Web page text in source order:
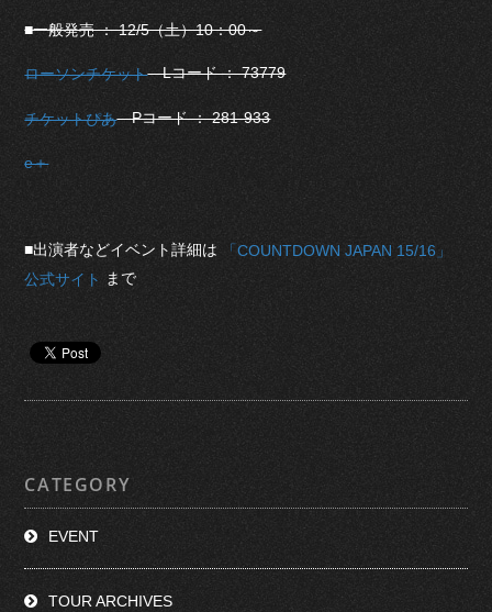
■一般発売 ： 12/5（土）10：00～
ローソンチケットLコード ： 73779
チケットぴあPコード ： 281-933
e＋
■出演者などイベント詳細は 「COUNTDOWN JAPAN 15/16」
公式サイト
まで
CATEGORY
EVENT
TOUR ARCHIVES